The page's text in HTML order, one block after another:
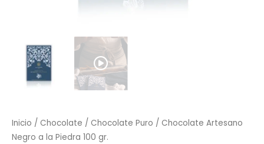
Inicio / Chocolate / Chocolate Puro / Chocolate Artesano
Negro a la Piedra 100 gr.